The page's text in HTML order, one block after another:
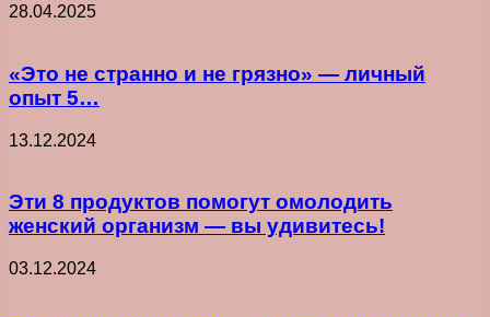
28.04.2025
«Это не странно и не грязно» — личный
опыт 5…
13.12.2024
Эти 8 продуктов помогут омолодить
женский организм — вы удивитесь!
03.12.2024